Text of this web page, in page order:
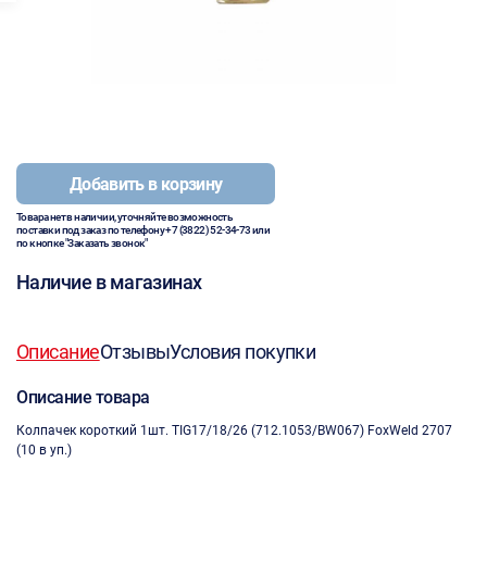
Добавить в корзину
Товара нет в наличии, уточняйте возможность
поставки под заказ по телефону+7 (3822) 52-34-73или
по кнопке "Заказать звонок"
Наличие в магазинах
ОписаниеОтзывыУсловия покупки
Описание товара
Колпачек короткий 1шт. TIG17/18/26 (712.1053/BW067) FoxWeld 2707
(10 в уп.)